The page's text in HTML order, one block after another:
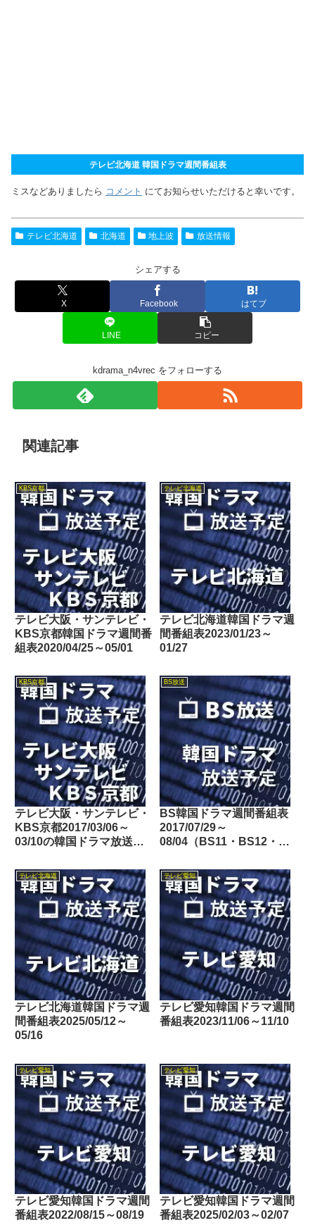
テレビ北海道 韓国ドラマ週間番組表
ミスなどありましたら コメント にてお知らせいただけると幸いです。
テレビ北海道 北海道 地上波 放送情報
シェアする
X Facebook はてブ
LINE コピー
kdrama_n4vrec をフォローする
関連記事
KBS京都
テレビ大阪・サンテレビ・
KBS京都韓国ドラマ週間番
組表2020/04/25～05/01
テレビ北海道
テレビ北海道韓国ドラマ週
間番組表2023/01/23～
01/27
KBS京都
テレビ大阪・サンテレビ・
KBS京都2017/03/06～
03/10の韓国ドラマ放送予
BS放送
BS韓国ドラマ週間番組表
2017/07/29～
08/04（BS11・BS12・
テレビ北海道
テレビ北海道韓国ドラマ週
間番組表2025/05/12～
05/16
テレビ愛知
テレビ愛知韓国ドラマ週間
番組表2023/11/06～11/10
テレビ愛知
テレビ愛知韓国ドラマ週間
番組表2022/08/15～08/19
テレビ愛知
テレビ愛知韓国ドラマ週間
番組表2025/02/03～02/07